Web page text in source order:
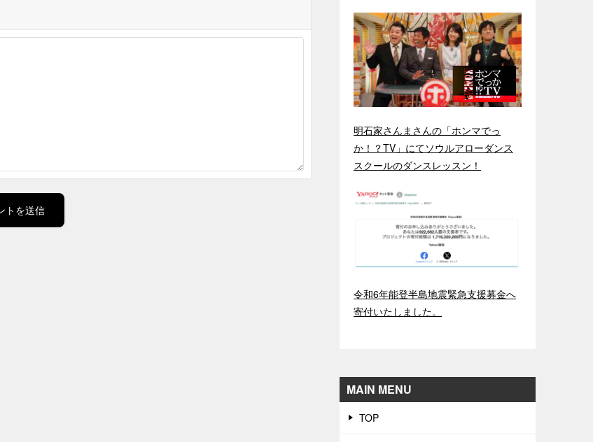
明石家さんまさんの「ホンマでっ
か！？TV」にてソウルアローダンス
スクールのダンスレッスン！
令和6年能登半島地震緊急支援募金へ
寄付いたしました。
MAIN MENU
TOP